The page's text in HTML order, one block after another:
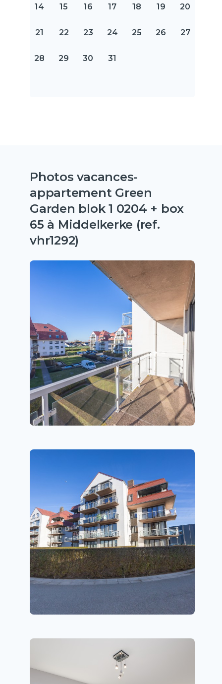
14 15 16 17 18 19 20
21 22 23 24 25 26 27
28 29 30 31
Photos vacances-
appartement Green
Garden blok 1 0204 + box
65 à Middelkerke (ref.
vhr1292)